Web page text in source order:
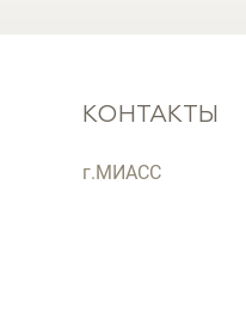
КОНТАКТЫ
г.МИАСС